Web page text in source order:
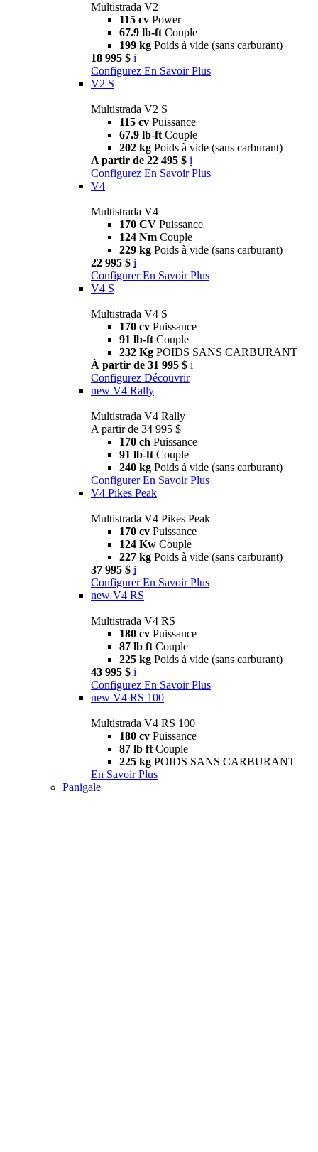
Multistrada V2
115 cv Power
67.9 lb-ft Couple
199 kg Poids à vide (sans carburant)
18 995 $ i
Configurez En Savoir Plus
V2 S
Multistrada V2 S
115 cv Puissance
67.9 lb-ft Couple
202 kg Poids à vide (sans carburant)
A partir de 22 495 $ i
Configurez En Savoir Plus
V4
Multistrada V4
170 CV Puissance
124 Nm Couple
229 kg Poids à vide (sans carburant)
22 995 $ i
Configurer En Savoir Plus
V4 S
Multistrada V4 S
170 cv Puissance
91 lb-ft Couple
232 Kg POIDS SANS CARBURANT
À partir de 31 995 $ i
Configurez Découvrir
new V4 Rally
Multistrada V4 Rally
A partir de 34 995 $
170 ch Puissance
91 lb-ft Couple
240 kg Poids à vide (sans carburant)
Configurer En Savoir Plus
V4 Pikes Peak
Multistrada V4 Pikes Peak
170 cv Puissance
124 Kw Couple
227 kg Poids à vide (sans carburant)
37 995 $ i
Configurer En Savoir Plus
new V4 RS
Multistrada V4 RS
180 cv Puissance
87 lb ft Couple
225 kg Poids à vide (sans carburant)
43 995 $ i
Configurez En Savoir Plus
new V4 RS 100
Multistrada V4 RS 100
180 cv Puissance
87 lb ft Couple
225 kg POIDS SANS CARBURANT
En Savoir Plus
Panigale